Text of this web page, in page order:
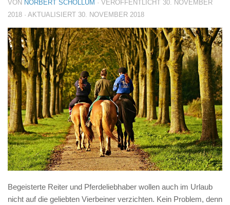
VON NORBERT SCHOLLUM · VERÖFFENTLICHT 30. NOVEMBER
2018 · AKTUALISIERT 30. NOVEMBER 2018
Begeisterte Reiter und Pferdeliebhaber wollen auch im Urlaub
nicht auf die geliebten Vierbeiner verzichten. Kein Problem, denn